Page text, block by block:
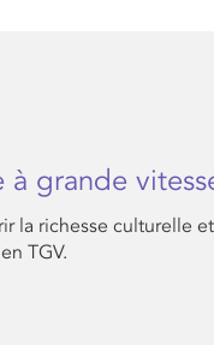
à grande
la richesse culturelle
TGV.